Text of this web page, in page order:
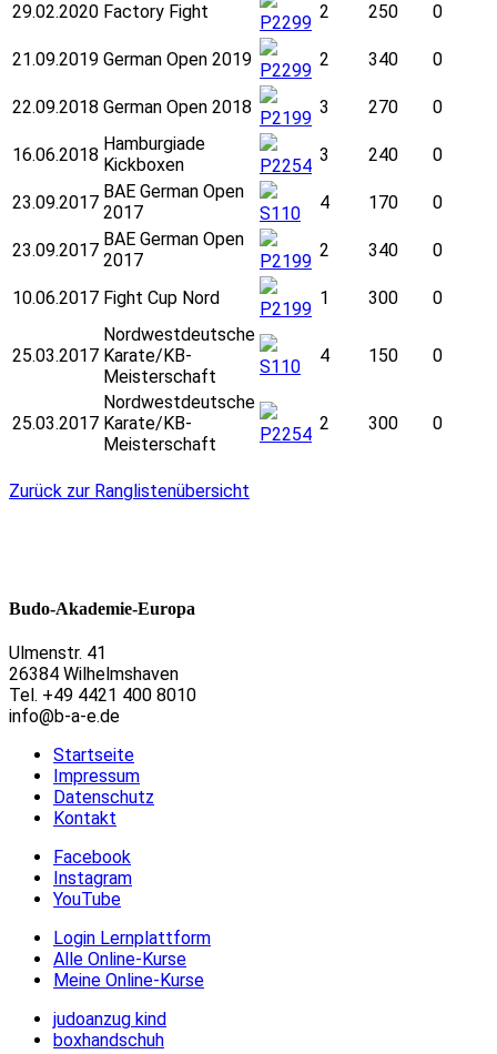
29.02.2020 Factory Fight
P2299
2 250 0
21.09.2019 German Open 2019
P2299
2 340 0
22.09.2018 German Open 2018
P2199
3 270 0
16.06.2018
Hamburgiade
Kickboxen
P2254
3 240 0
23.09.2017
BAE German Open
2017
S110
4 170 0
23.09.2017
BAE German Open
2017
P2199
2 340 0
10.06.2017 Fight Cup Nord
P2199
1 300 0
25.03.2017
Nordwestdeutsche
Karate/KB-
Meisterschaft
S110
4 150 0
25.03.2017
Nordwestdeutsche
Karate/KB-
Meisterschaft
P2254
2 300 0
Zurück zur Ranglistenübersicht
Budo-Akademie-Europa
Ulmenstr. 41
26384 Wilhelmshaven
Tel. +49 4421 400 8010
info@b-a-e.de
Startseite
Impressum
Datenschutz
Kontakt
Facebook
Instagram
YouTube
Login Lernplattform
Alle Online-Kurse
Meine Online-Kurse
judoanzug kind
boxhandschuh